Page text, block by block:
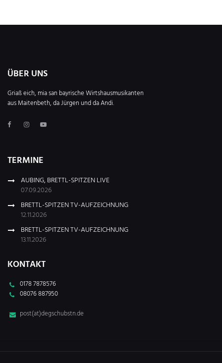
ÜBER UNS
Griaß eich, mia san bayrische Wirtshausmusikanten
aus Maitenbeth, da Jürgen und da Andi.
TERMINE
AUBING, BRETTL-SPITZEN LIVE
07.09.2026
BRETTL-SPITZEN TV-AUFZEICHNUNG
12.11.2026
BRETTL-SPITZEN TV-AUFZEICHNUNG
13.11.2026
KONTAKT
0178 7878576
08076 887950
post(at)degschubstn.de